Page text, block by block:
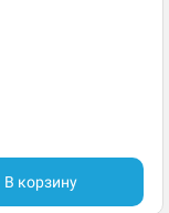
В корзину